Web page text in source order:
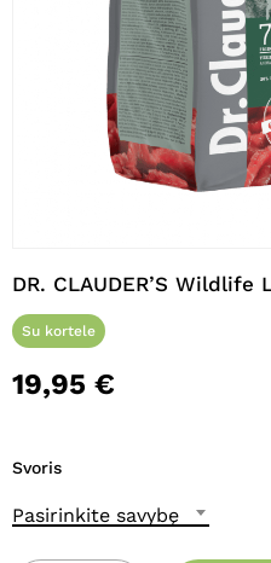
DR. CLAUDER’S Wildlife
Su kortele
19,95 €
Svoris
Pasirinkite savybę
Pavadinimas
El. paštas*
interneto